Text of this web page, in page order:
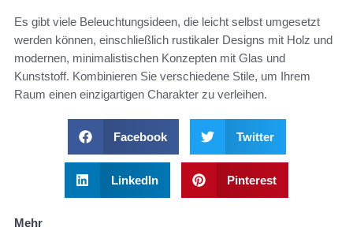
Es gibt viele Beleuchtungsideen, die leicht selbst umgesetzt
werden können, einschließlich rustikaler Designs mit Holz und
modernen, minimalistischen Konzepten mit Glas und
Kunststoff. Kombinieren Sie verschiedene Stile, um Ihrem
Raum einen einzigartigen Charakter zu verleihen.
Facebook Twitter
LinkedIn Pinterest
Mehr